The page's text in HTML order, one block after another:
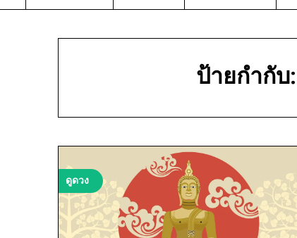
ป้ายกำกับ:
ดูดวง